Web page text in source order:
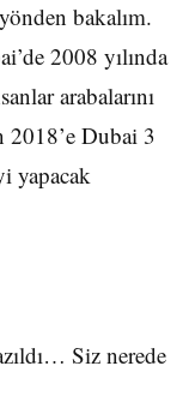
bakalım.
2008 yılında
arabalarını
2018’e Dubai 3
yapacak
Siz nerede